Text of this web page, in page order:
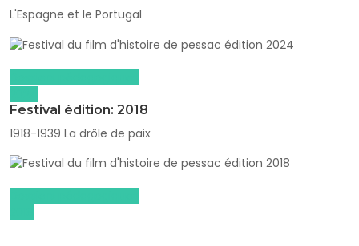
L'Espagne et le Portugal
Festival édition: 2018
1918-1939 La drôle de paix